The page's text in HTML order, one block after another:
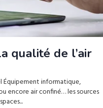
qualité de l’air
Équipement informatique,
encore air confiné… les sources